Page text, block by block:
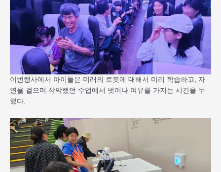
이번행사에서 아이들은 미래의 로봇에 대해서 미리 학습하고, 자
연을 걸으며 삭막했던 수업에서 벗어나 여유를 가지는 시간을 누
렸다.